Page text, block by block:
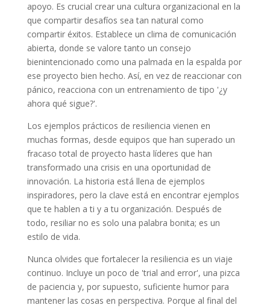
apoyo. Es crucial crear una cultura organizacional en la
que compartir desafíos sea tan natural como
compartir éxitos. Establece un clima de comunicación
abierta, donde se valore tanto un consejo
bienintencionado como una palmada en la espalda por
ese proyecto bien hecho. Así, en vez de reaccionar con
pánico, reacciona con un entrenamiento de tipo '¿y
ahora qué sigue?'.
Los ejemplos prácticos de resiliencia vienen en
muchas formas, desde equipos que han superado un
fracaso total de proyecto hasta líderes que han
transformado una crisis en una oportunidad de
innovación. La historia está llena de ejemplos
inspiradores, pero la clave está en encontrar ejemplos
que te hablen a ti y a tu organización. Después de
todo, resiliar no es solo una palabra bonita; es un
estilo de vida.
Nunca olvides que fortalecer la resiliencia es un viaje
continuo. Incluye un poco de 'trial and error', una pizca
de paciencia y, por supuesto, suficiente humor para
mantener las cosas en perspectiva. Porque al final del